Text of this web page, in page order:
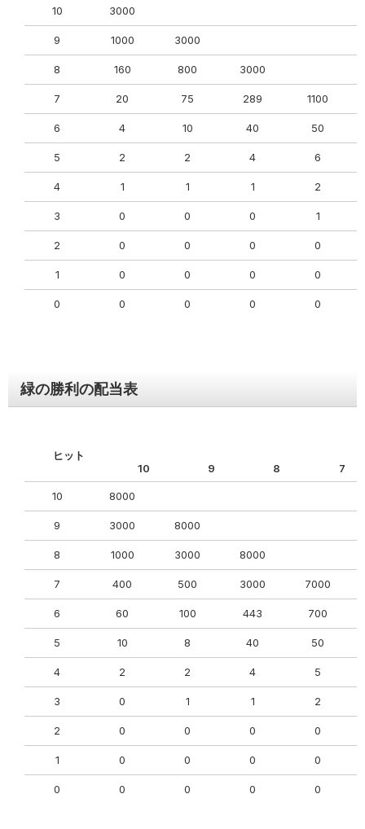
10 3000
9 1000 3000
8 160 800 3000
7 20 75 289 1100
6 4 10 40 50
5 2 2 4 6
4 1 1 1 2
3 0 0 0 1
2 0 0 0 0
1 0 0 0 0
0 0 0 0 0
緑の勝利の配当表
ヒット
10
9 8 7
10 8000
9 3000 8000
8 1000 3000 8000
7 400 500 3000 7000
6 60 100 443 700
5 10 8 40 50
4 2 2 4 5
3 0 1 1 2
2 0 0 0 0
1 0 0 0 0
0 0 0 0 0